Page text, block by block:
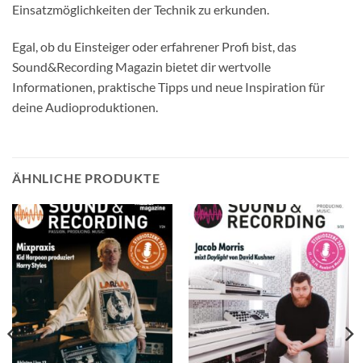
Einsatzmöglichkeiten der Technik zu erkunden.
Egal, ob du Einsteiger oder erfahrener Profi bist, das
Sound&Recording Magazin bietet dir wertvolle
Informationen, praktische Tipps und neue Inspiration für
deine Audioproduktionen.
ÄHNLICHE PRODUKTE